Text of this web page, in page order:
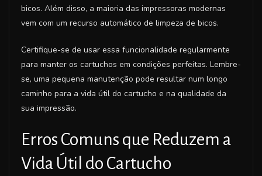
bicos. Além disso, a maioria das impressoras modernas
vem com um recurso automático de limpeza de bicos.
Certifique-se de usar essa funcionalidade regularmente
para manter os cartuchos em condições perfeitas. Lembre-
se, uma pequena manutenção pode resultar num longo
caminho para a vida útil do cartucho e na qualidade da
sua impressão.
Erros Comuns que Reduzem a
Vida Útil do Cartucho